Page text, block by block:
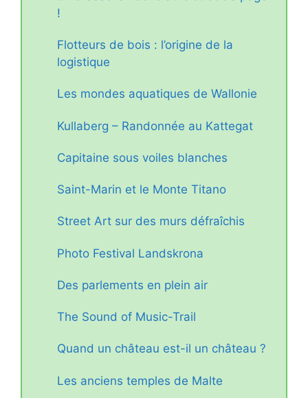
!
Flotteurs de bois : l’origine de la
logistique
Les mondes aquatiques de Wallonie
Kullaberg – Randonnée au Kattegat
Capitaine sous voiles blanches
Saint-Marin et le Monte Titano
Street Art sur des murs défraîchis
Photo Festival Landskrona
Des parlements en plein air
The Sound of Music-Trail
Quand un château est-il un château ?
Les anciens temples de Malte